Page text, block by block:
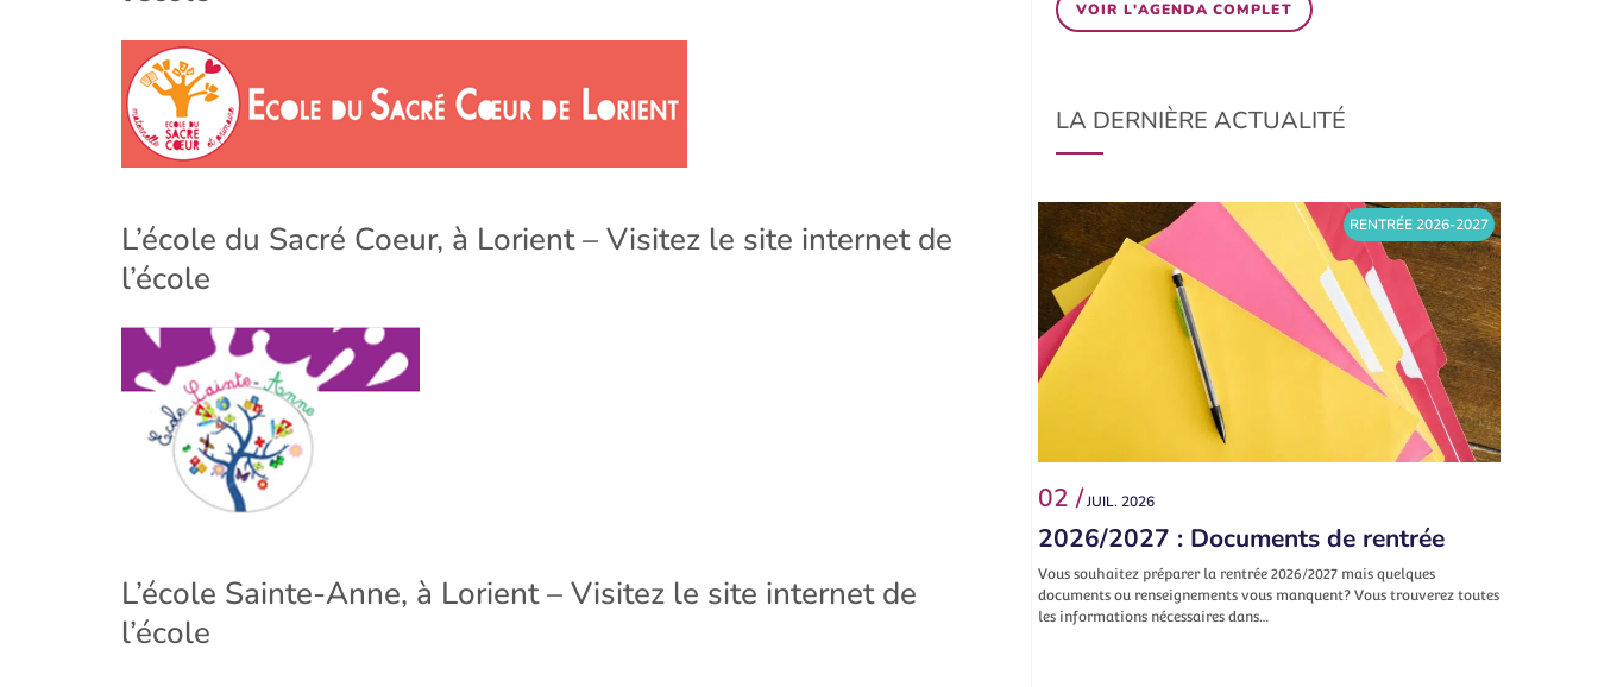
L’école du Sacré Coeur, à Lorient – Visitez le site internet de
l’école
L’école Sainte-Anne, à Lorient – Visitez le site internet de
l’école
VOIR L'AGENDA COMPLET
LA DERNIÈRE ACTUALITÉ
RENTRÉE 2026-2027
02 /JUIL. 2026
2026/2027 : Documents de rentrée
Vous souhaitez préparer la rentrée 2026/2027 mais quelques
documents ou renseignements vous manquent? Vous trouverez toutes
les informations nécessaires dans…